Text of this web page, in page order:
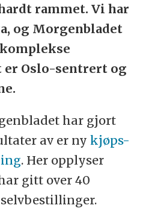
rammet. Vi har
og Morgenbladet
Oslo-sentrert og
har gjort
av er ny kjøps-
. Her opplyser
gitt over 40